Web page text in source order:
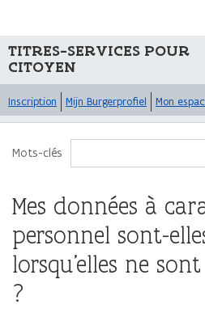
TITRES-SERVICES POUR
CITOYEN
Inscription Mijn Burgerprofiel Mon
Mots-clés
Mes données à
personnel sont-
lorsqu’elles ne
?